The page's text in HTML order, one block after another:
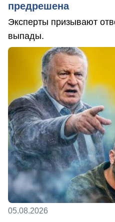
предрешена
Эксперты призывают
выпады.
05.08.2026